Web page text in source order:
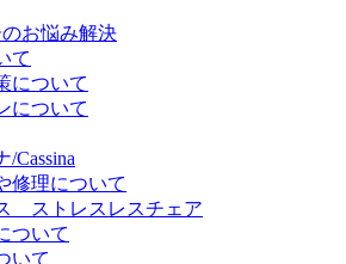
お悩み解決
て
について
について
/Cassina
修理について
ストレスレスチェア
ついて
いて